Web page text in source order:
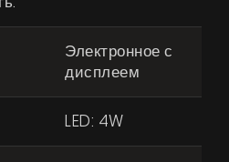
Электронное с
дисплеем
LED: 4W